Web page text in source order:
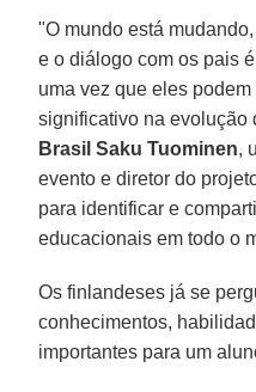
"O mundo está
e o diálogo com os pais
uma vez que eles
significativo na evolução
Brasil Saku Tuominen,
evento e diretor do
para identificar e
educacionais em todo o
Os finlandeses já se
conhecimentos,
importantes para um